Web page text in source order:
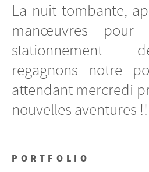
La nuit tombante,
manœuvres pour
stationnement
regagnons notre
attendant mercredi
nouvelles aventures
PORTFOLIO